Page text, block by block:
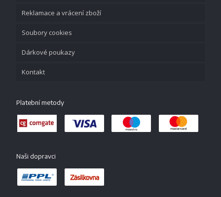
Reklamace a vrácení zboží
Soubory cookies
Dárkové poukazy
Kontakt
Platební metody
Naši dopravci